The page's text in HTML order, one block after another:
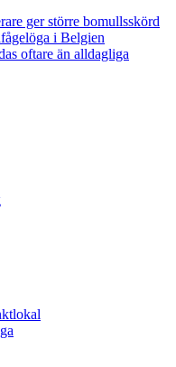
ger större bomullsskörd
i Belgien
oftare än alldagliga